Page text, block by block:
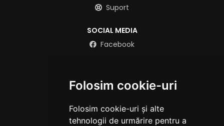
Folosim cookie-uri
Folosim cookie-uri și alte
tehnologii de urmărire pentru a
Suport
SOCIAL MEDIA
Facebook
YouTube
Discord